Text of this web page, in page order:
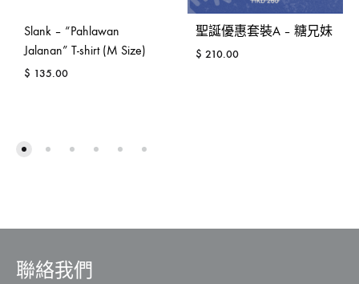
Slank – “Pahlawan
Jalanan” T-shirt (M Size)
$ 135.00
聖誕優惠套裝A – 糖兄妹
$ 210.00
聯絡我們